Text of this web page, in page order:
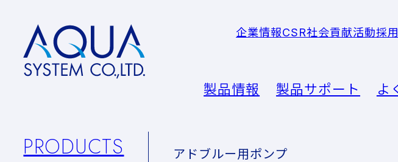
System
CO.LTD
企業情報CSR社会貢献活動採
製品情報 製品サポート よ
PRODUCTS アドブルー用ポンプ